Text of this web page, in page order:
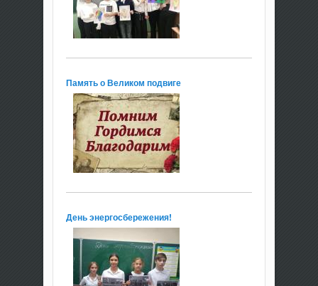
Память о Великом подвиге
День энергосбережения!